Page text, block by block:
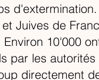
Juives de
10'000
par les
directement